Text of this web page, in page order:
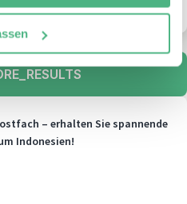
in Indonesien?
– erhalten Sie spannende
Indonesien!